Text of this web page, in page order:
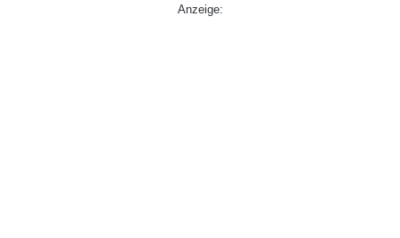
Anzeige: